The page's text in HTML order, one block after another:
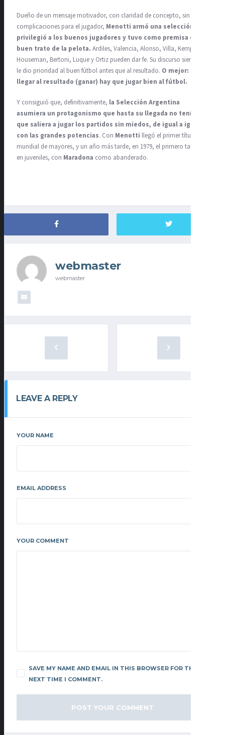
Dueño de un mensaje motivador, con claridad de concepto, sin
complicaciones para el jugador, Menotti armó una selección que
privilegió a los buenos jugadores y tuvo como premisa el
buen trato de la pelota. Ardiles, Valencia, Alonso, Villa, Kempes,
Houseman, Bertoni, Luque y Ortiz pueden dar fe. Su discurso siempre
le dio prioridad al buen fútbol antes que al resultado. O mejor: para
llegar al resultado (ganar) hay que jugar bien al fútbol.
Y consiguió que, definitivamente, la Selección Argentina
asumiera un protagonismo que hasta su llegada no tenía,
que saliera a jugar los partidos sin miedos, de igual a igual
con las grandes potencias. Con Menotti llegó el primer título
mundial de mayores, y un año más tarde, en 1979, el primero también
en juveniles, con Maradona como abanderado.
webmaster
webmaster
LEAVE A REPLY
YOUR NAME
EMAIL ADDRESS
YOUR COMMENT
SAVE MY NAME AND EMAIL IN THIS BROWSER FOR THE
NEXT TIME I COMMENT.